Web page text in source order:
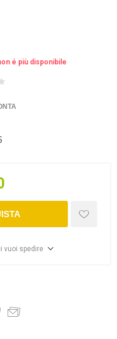
é più disponibile
vuoi spedire